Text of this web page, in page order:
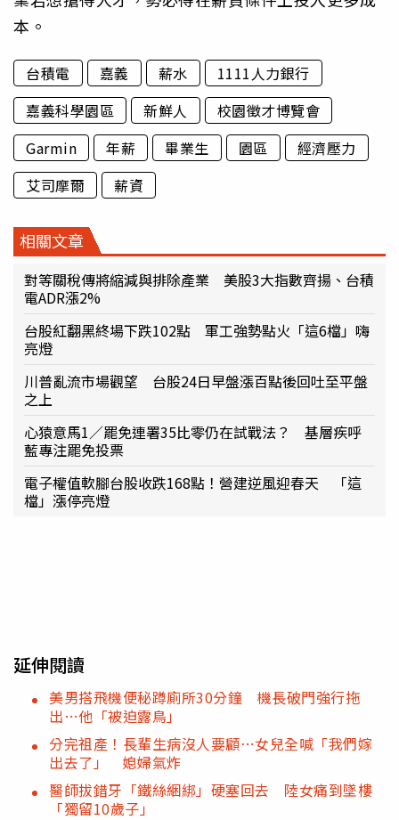
本。
台積電 嘉義 薪水
1111人力銀行
嘉義科學園區
新鮮人
校園徵才博覽會
Garmin
年薪 畢業生 園區
經濟壓力
艾司摩爾
薪資
相關文章
對等關稅傳將縮減與排除產業 美股3大指數齊揚、台積
電ADR漲2%
台股紅翻黑終場下跌102點 軍工強勢點火「這6檔」嗨
亮燈
川普亂流市場觀望 台股24日早盤漲百點後回吐至平盤
之上
心猿意馬1／罷免連署35比零仍在試戰法？ 基層疾呼
藍專注罷免投票
電子權值軟腳台股收跌168點！營建逆風迎春天 「這
檔」漲停亮燈
延伸閱讀
美男搭飛機便秘蹲廁所30分鐘 機長破門強行拖
出…他「被迫露鳥」
分完祖產！長輩生病沒人要顧⋯女兒全喊「我們嫁
出去了」 媳婦氣炸
醫師拔錯牙「鐵絲綑綁」硬塞回去 陸女痛到墜樓
「獨留10歲子」